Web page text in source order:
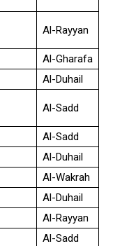
Al-Rayyan
Al-Gharafa
Al-Duhail
Al-Sadd
Al-Sadd
Al-Duhail
Al-Wakrah
Al-Duhail
Al-Rayyan
Al-Sadd